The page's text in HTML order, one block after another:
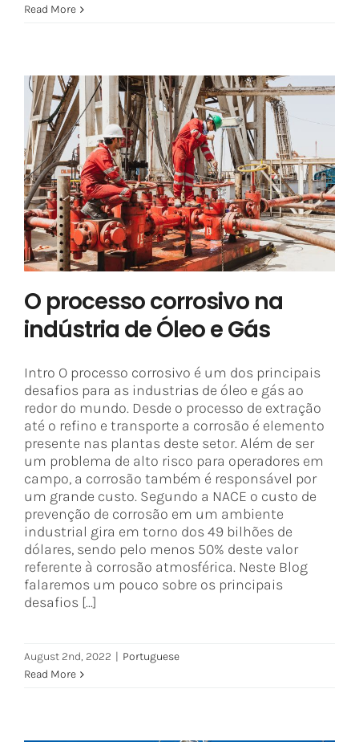
Read More
O processo corrosivo na indústria
de Óleo e Gás
Portuguese
O processo corrosivo na
indústria de Óleo e Gás
Intro O processo corrosivo é um dos principais
desafios para as industrias de óleo e gás ao
redor do mundo. Desde o processo de extração
até o refino e transporte a corrosão é elemento
presente nas plantas deste setor. Além de ser
um problema de alto risco para operadores em
campo, a corrosão também é responsável por
um grande custo. Segundo a NACE o custo de
prevenção de corrosão em um ambiente
industrial gira em torno dos 49 bilhões de
dólares, sendo pelo menos 50% deste valor
referente à corrosão atmosférica. Neste Blog
falaremos um pouco sobre os principais
desafios [...]
August 2nd, 2022
Portuguese
Read More